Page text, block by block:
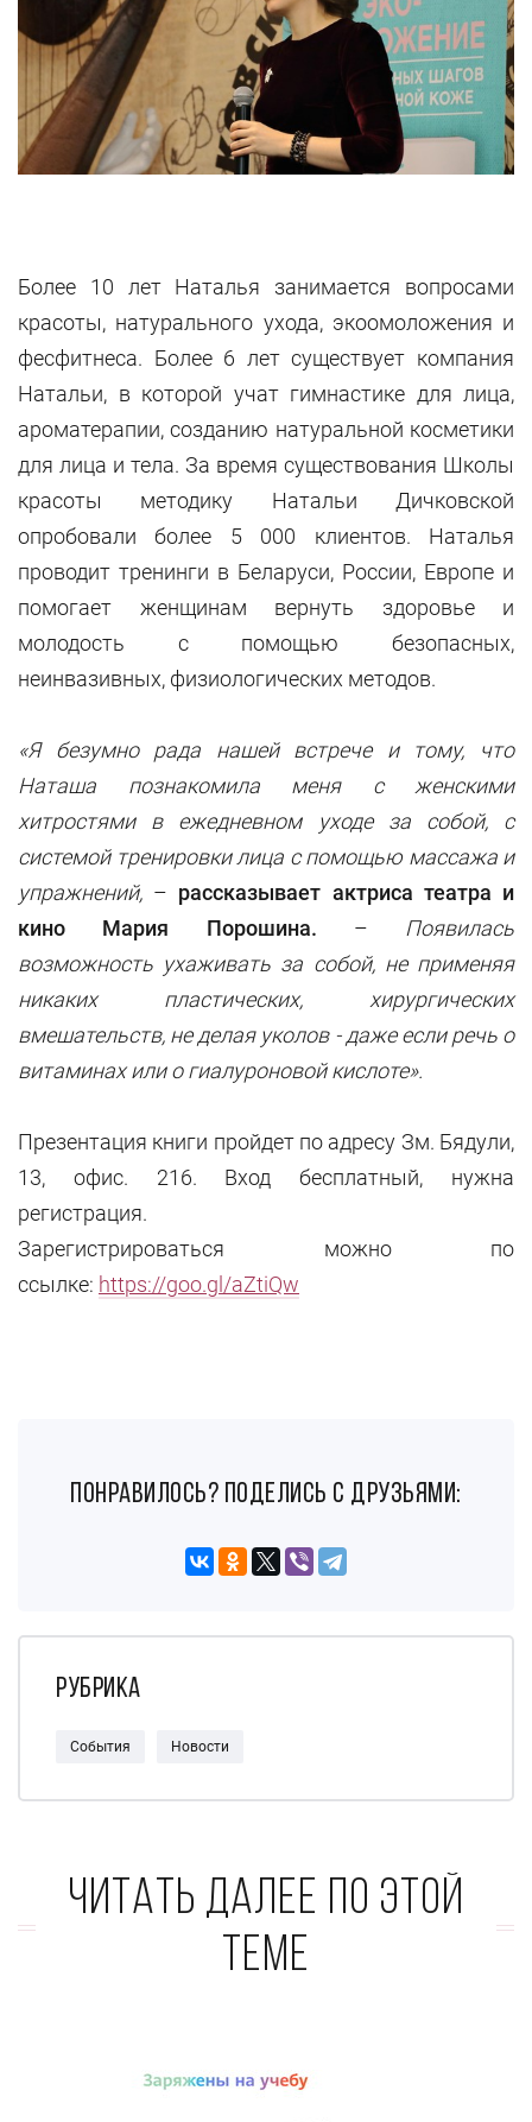
Более 10 лет Наталья занимается вопросами
красоты, натурального ухода, экоомоложения и
фесфитнеса. Более 6 лет существует компания
Натальи, в которой учат гимнастике для лица,
ароматерапии, созданию натуральной косметики
для лица и тела. За время существования Школы
красоты методику Натальи Дичковской
опробовали более 5 000 клиентов. Наталья
проводит тренинги в Беларуси, России, Европе и
помогает женщинам вернуть здоровье и
молодость с помощью безопасных,
неинвазивных, физиологических методов.
«Я безумно рада нашей встрече и тому, что
Наташа познакомила меня с женскими
хитростями в ежедневном уходе за собой, с
системой тренировки лица с помощью массажа и
упражнений, – рассказывает актриса театра и
кино Мария Порошина. – Появилась
возможность ухаживать за собой, не применяя
никаких пластических, хирургических
вмешательств, не делая уколов - даже если речь о
витаминах или о гиалуроновой кислоте».
Презентация книги пройдет по адресу Зм. Бядули,
13, офис. 216. Вход бесплатный, нужна
регистрация.
Зарегистрироваться можно по
ссылке: https://goo.gl/aZtiQw
понравилось? поделись с друзьями:
Рубрика
События Новости
Читать далее по этой
теме